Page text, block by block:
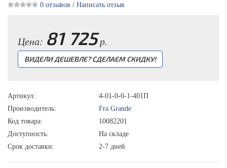
0 отзывов / Написать отзыв
Цена: 81 725р.
ВИДЕЛИ ДЕШЕВЛЕ? СДЕЛАЕМ СКИДКУ!
Артикул:
4-01-0-0-1-401П
Производитель:
Fra Grande
Код товара:
10082201
Доступность:
На складе
Срок доставки:
2-7 дней